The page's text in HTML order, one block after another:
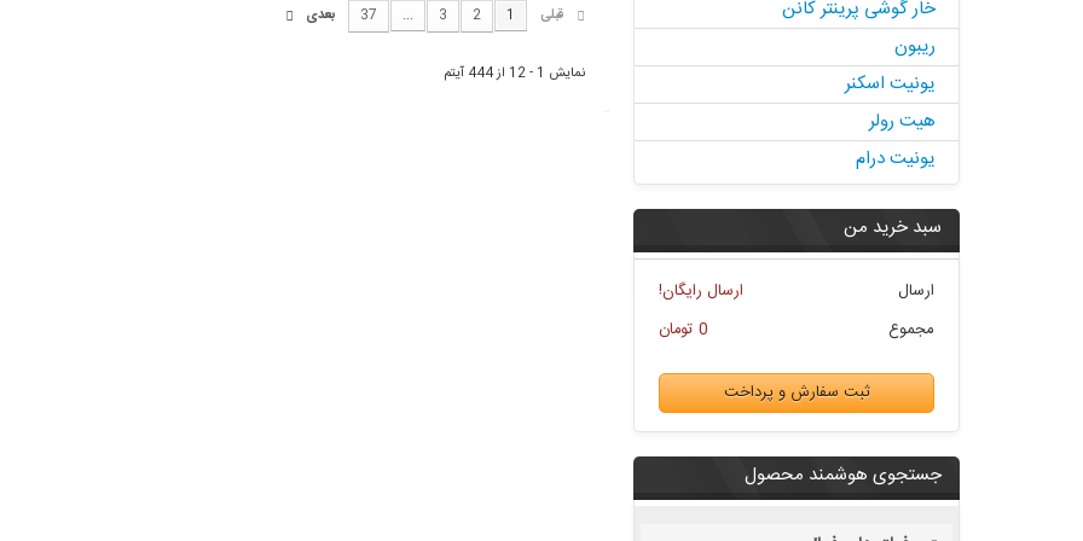
قبلی 1
2
3
...
37 بعدی
نمایش 1 - 12 از 444 آیتم
خار گوشی پرینتر کانن
ریبون
یونیت اسکنر
هیت رولر
یونیت درام
سبد خرید من
ارسال رایگان!
ارسال
0 تومان
مجموع
ثبت سفارش و پرداخت
جستجوی هوشمند محصول